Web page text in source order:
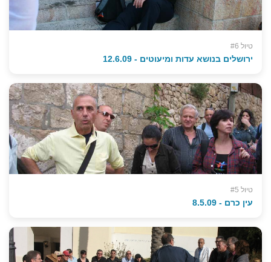
טיול #6
ירושלים בנושא עדות ומיעוטים - 12.6.09
טיול #5
עין כרם - 8.5.09